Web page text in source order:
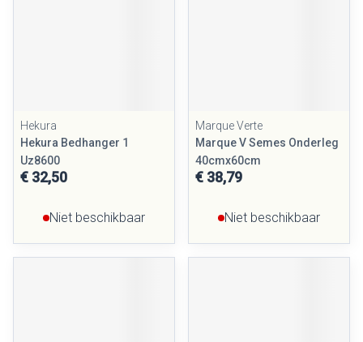
Hekura
Hekura Bedhanger 1
Uz8600
€ 32,50
Niet beschikbaar
Marque Verte
Marque V Semes Onderleg
40cmx60cm
€ 38,79
Niet beschikbaar